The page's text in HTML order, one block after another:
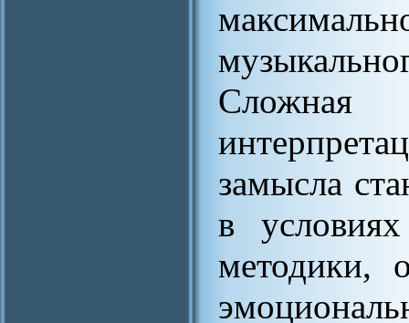
замысла
в
методики,